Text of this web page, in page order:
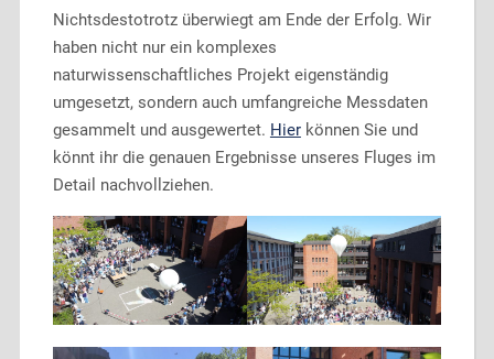
Nichtsdestotrotz überwiegt am Ende der Erfolg. Wir
haben nicht nur ein komplexes
naturwissenschaftliches Projekt eigenständig
umgesetzt, sondern auch umfangreiche Messdaten
gesammelt und ausgewertet. Hierkönnen Sie und
könnt ihr die genauen Ergebnisse unseres Fluges im
Detail nachvollziehen.